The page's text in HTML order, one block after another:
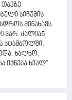
სიჩუმის
მინახავს.
ვარ. ძალიან
სტამბოლში,
ხალხო,
იქნება ხვალ"